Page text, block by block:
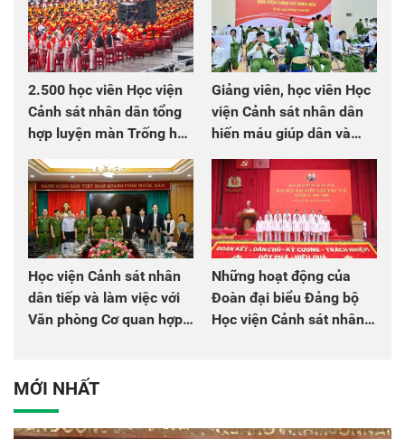
2.500 học viên Học viện
Cảnh sát nhân dân tổng
hợp luyện màn Trống hội
chào mừng Đại hội Đảng
Giảng viên, học viên Học
viện Cảnh sát nhân dân
hiến máu giúp dân và
đồng đội
Học viện Cảnh sát nhân
dân tiếp và làm việc với
Văn phòng Cơ quan hợp
Những hoạt động của
Đoàn đại biểu Đảng bộ
Học viện Cảnh sát nhân
MỚI NHẤT